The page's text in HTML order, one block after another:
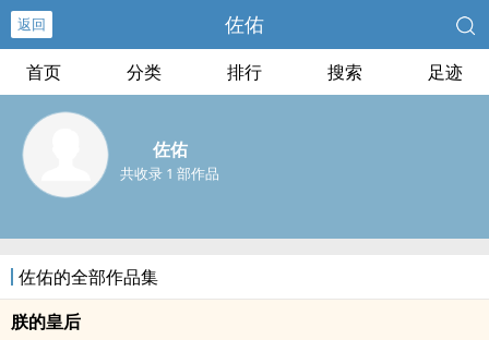
返回 佐佑
首页 分类 排行 搜索 足迹
佐佑
共收录 1 部作品
佐佑的全部作品集
朕的皇后